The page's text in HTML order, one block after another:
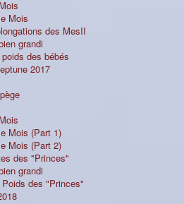
Mois
des MesII
grandi
des bébés
2017
Mois (Part 1)
Mois (Part 2)
des "Princes"
grandi
des "Princes"